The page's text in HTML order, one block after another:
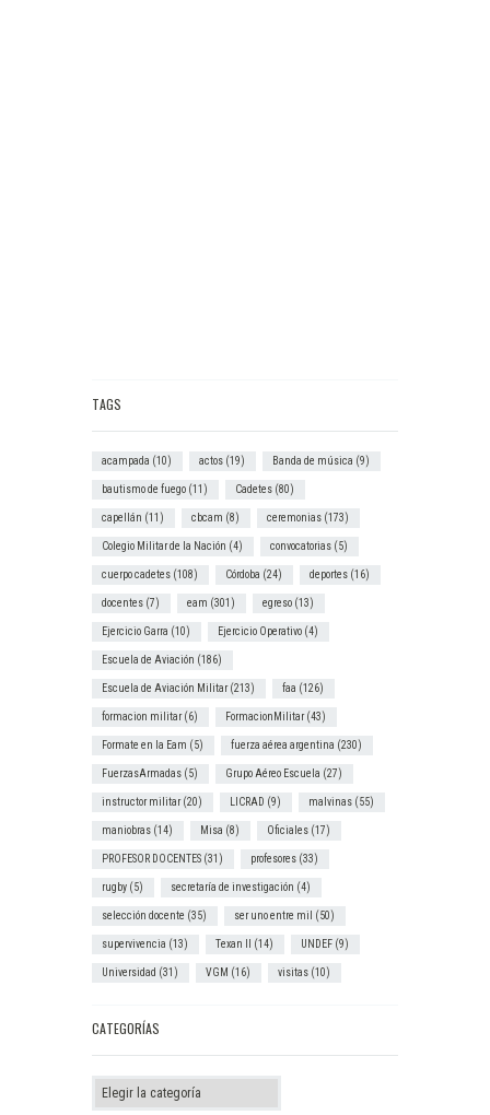
TAGS
acampada (10) actos (19) Banda de música (9)
bautismo de fuego (11) Cadetes (80)
capellán (11) cbcam (8) ceremonias (173)
Colegio Militar de la Nación (4) convocatorias (5)
cuerpo cadetes (108) Córdoba (24) deportes (16)
docentes (7) eam (301) egreso (13)
Ejercicio Garra (10) Ejercicio Operativo (4)
Escuela de Aviación (186)
Escuela de Aviación Militar(213) faa (126)
formacion militar(6) FormacionMilitar(43)
Formate en la Eam (5) fuerza aérea argentina (230)
FuerzasArmadas (5) Grupo Aéreo Escuela (27)
instructor militar(20) LICRAD (9) malvinas (55)
maniobras (14) Misa (8) Oficiales (17)
PROFESOR DOCENTES (31) profesores (33)
rugby (5) secretaría de investigación (4)
selección docente (35) ser uno entre mil (50)
supervivencia (13) Texan II (14) UNDEF (9)
Universidad (31) VGM (16) visitas (10)
CATEGORÍAS
Categorías